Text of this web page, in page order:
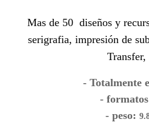
Mas de 50 diseños y
serigrafia, impresión de
Transfer,
- Totalmente
-
- peso: